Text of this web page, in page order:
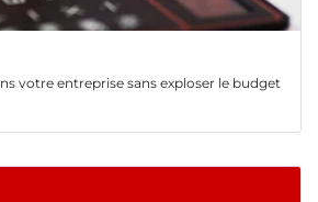
votre entreprise sans exploser le budget